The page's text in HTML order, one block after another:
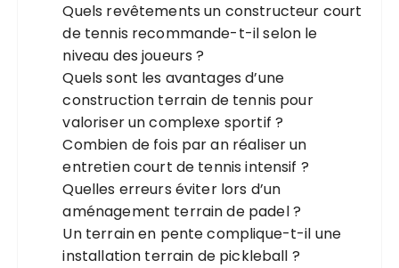
Quels revêtements un constructeur court
de tennis recommande-t-il selon le
niveau des joueurs ?
Quels sont les avantages d’une
construction terrain de tennis pour
valoriser un complexe sportif ?
Combien de fois par an réaliser un
entretien court de tennis intensif ?
Quelles erreurs éviter lors d’un
aménagement terrain de padel ?
Un terrain en pente complique-t-il une
installation terrain de pickleball ?